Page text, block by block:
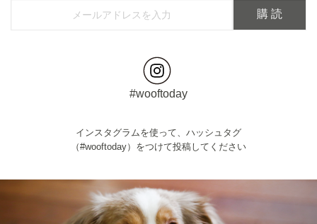
#wooftoday
インスタグラムを使って、ハッシュタグ
（#wooftoday）をつけて投稿してください